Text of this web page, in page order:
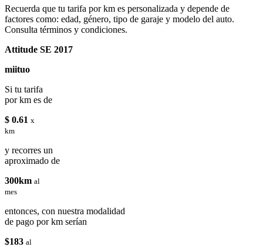
Recuerda que tu tarifa por km es personalizada y depende de
factores como: edad, género, tipo de garaje y modelo del auto.
Consulta términos y condiciones.
Attitude SE 2017
miituo
Si tu tarifa
por km es de
$ 0.61 x
km
y recorres un
aproximado de
300km al
mes
entonces, con nuestra modalidad
de pago por km serían
$183 al